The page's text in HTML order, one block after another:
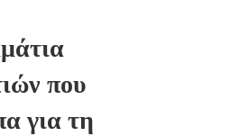
που
για τη